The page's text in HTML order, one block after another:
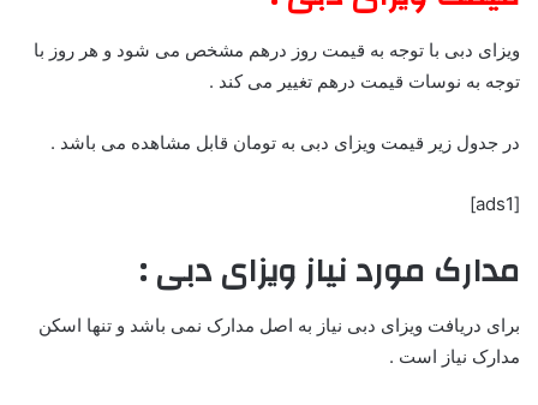
ویزای دبی با توجه به قیمت روز درهم مشخص می شود و هر روز با
توجه به نوسات قیمت درهم تغییر می کند .
در جدول زیر قیمت ویزای دبی به تومان قابل مشاهده می باشد .
[ads1]
مدارک مورد نیاز ویزای دبی :
برای دریافت ویزای دبی نیاز به اصل مدارک نمی باشد و تنها اسکن
مدارک نیاز است .